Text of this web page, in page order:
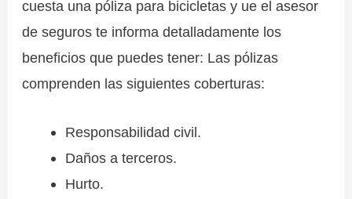
cuesta una póliza para bicicletas y ue el asesor
de seguros te informa detalladamente los
beneficios que puedes tener: Las pólizas
comprenden las siguientes coberturas:
Responsabilidad civil.
Daños a terceros.
Hurto.